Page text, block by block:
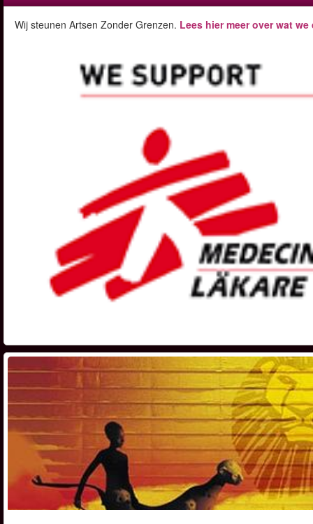
Wij steunen Artsen Zonder Grenzen. Lees hier meer over wat we